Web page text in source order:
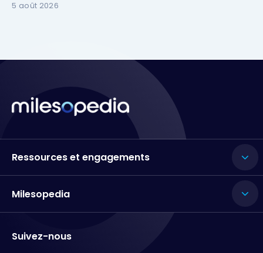
5 août 2026
Ressources et engagements
Milesopedia
Suivez-nous